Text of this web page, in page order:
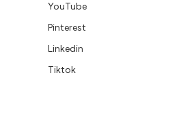
YouTube
Pinterest
Linkedin
Tiktok